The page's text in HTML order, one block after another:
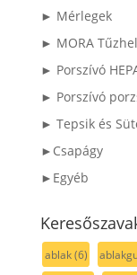
► Mérlegek
► MORA
► Porszívó
► Porszívó
► Tepsik és
►Csapágy
►Egyéb
ablak(6)